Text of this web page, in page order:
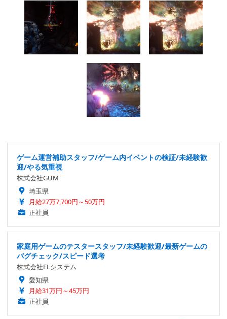
ゲーム運営補助スタッフ/ゲーム内イベントの検証/未経験歓
迎/やる気重視
株式会社GUM
埼玉県
月給27万7,700円～50万円
正社員
家庭用ゲームのテスタースタッフ/未経験歓迎/最新ゲームの
バグチェック/スピード選考
株式会社ELシステム
愛知県
月給31万円～45万円
正社員